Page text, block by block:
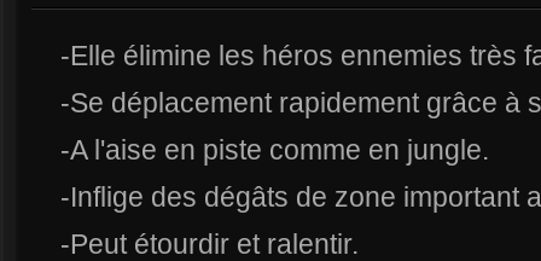
-Elle élimine les héros ennemies très
-Se déplacement rapidement grâce à
-A l'aise en piste comme en jungle.
-Inflige des dégâts de zone important
-Peut étourdir et ralentir.